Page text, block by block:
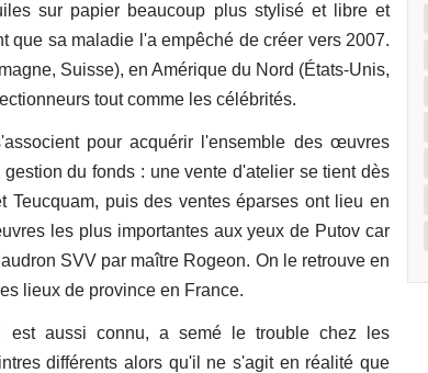
sur papier beaucoup plus stylisé et libre et
que sa maladie l'a empêché de créer vers 2007.
Suisse), en Amérique du Nord (États-Unis,
tout comme les célébrités.
pour acquérir l'ensemble des œuvres
du fonds : une vente d'atelier se tient dès
puis des ventes éparses ont lieu en
les plus importantes aux yeux de Putov car
SVV par maître Rogeon. On le retrouve en
lieux de province en France.
est aussi connu, a semé le trouble chez les
différents alors qu'il ne s'agit en réalité que